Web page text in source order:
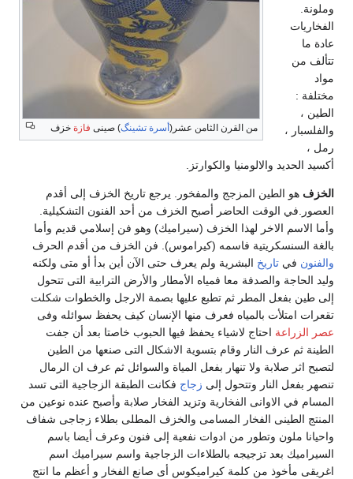
من القرن الثامن عشر( أسرة تشينگ) صينى فازة خزف
وملونة.
الفخاريات
عادة ما
تتألف من
مواد
مختلفة :
الطين ،
والفلسبار ،
رمل ،
أكسيد الحديد والالومنيا والكوارتز.
الخزف هو الطين المزجج والمفخور. يرجع تاريخ الخزف إلى أقدم
العصور.في الوقت الحاضر أصبح الخزف من أحد الفنون التشكيلية.
وأما الاسم الاخر لهذا الخزف (سيراميك) وهو فن إسلامي قديم وأما
بالغة السنسكريتية فاسمه (كيراموس). فن الخزف من أقدم الحرف
والفنون في تاريخ البشرية ولم يعرف حتى الآن أين بدأ أو متى ولكنه
وليد الحاجة والصدفة معا فمياه الأمطار والأرض الترابية التى تتحول
إلى طين بفعل المطر ثم تطبع عليها بصمة الارجل والخطوات شكلت
تقعرات امتلأت بالمياه فعرف منها الإنسان كيف يحفظ سوائله وفى
عصر الزراعة احتاج لاشياء يحفظ فيها الحبوب خاصتا بعد أن جفت
الطينة ثم عرف النار وقام بتسوية الاشكال التى صنعها من الطين
لتصبح اثر صلابة ولا تنهار بفعل المياة والسوائل ثم عرف ان الرمال
تنصهر بفعل النار وتتحول إلى زجاج فكانت الطبقة الزجاجية التى تسد
المسام في الاوانى الفخارية وتزيد الفخار صلابة وأصبح عنده نوعين من
المنتج الطينى الفخار المسامى والخزف المطلى بطلاء زجاجى شفاف
واحيانا ملون وتطور من ادوات نفعية إلى فنون وعرف أيضا باسم
السيراميك بعد تزجيجه بالطلاءات الزجاجية واسم سيراميك اسم
اغريقى مأخوذ من كلمة كيراميكوس أى صانع الفخار و أعظم ما انتج